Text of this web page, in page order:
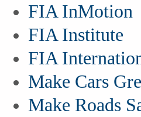
FIA InMotion
FIA Institute
FIA
Make Cars
Make Roads